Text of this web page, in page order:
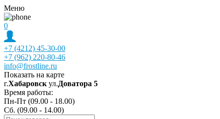
Меню
0
+7 (4212) 45-30-00
+7 (962) 220-80-46
info@frostline.ru
Показать на карте
г.Хабаровск ул.Доватора 5
Время работы:
Пн-Пт (09.00 - 18.00)
Сб. (09.00 - 14.00)